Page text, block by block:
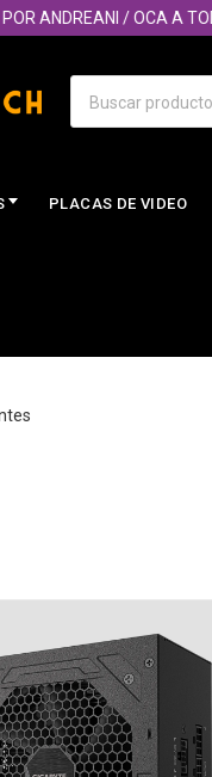
ANDREANI / OCA A TODO
PLACAS DE VIDEO